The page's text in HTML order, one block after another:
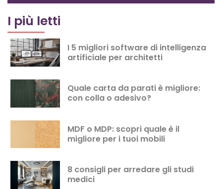
I più letti
I 5 migliori software di intelligenza
artificiale per architetti
Quale carta da parati è migliore:
con colla o adesivo?
MDF o MDP: scopri quale è il
migliore per i tuoi mobili
8 consigli per arredare gli studi
medici